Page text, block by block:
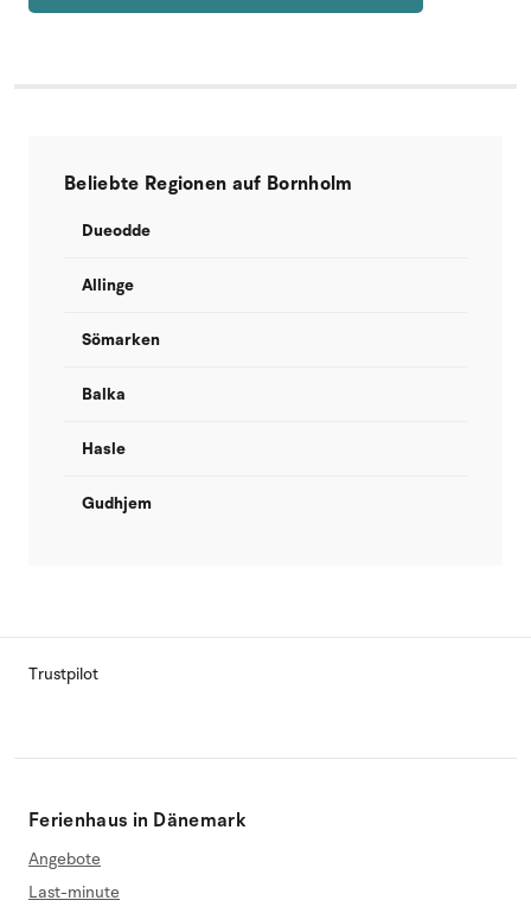
Beliebte Regionen auf Bornholm
Dueodde
Allinge
Sömarken
Balka
Hasle
Gudhjem
Trustpilot
Ferienhaus in Dänemark
Angebote
Last-minute